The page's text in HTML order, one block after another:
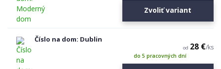
Zvoliť variant
Číslo na dom: Dublin
od 28 €/ks
do 5 pracovných dní